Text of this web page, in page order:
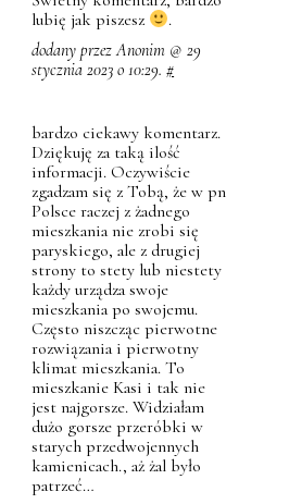
lubię jak piszesz
.
dodany przez Anonim @ 29
stycznia 2023 o 10:29.#
bardzo ciekawy komentarz.
Dziękuję za taką ilość
informacji. Oczywiście
zgadzam się z Tobą, że w pn
Polsce raczej z żadnego
mieszkania nie zrobi się
paryskiego, ale z drugiej
strony to stety lub niestety
każdy urządza swoje
mieszkania po swojemu.
Często niszcząc pierwotne
rozwiązania i pierwotny
klimat mieszkania. To
mieszkanie Kasi i tak nie
jest najgorsze. Widziałam
dużo gorsze przeróbki w
starych przedwojennych
kamienicach., aż żal było
patrzeć…